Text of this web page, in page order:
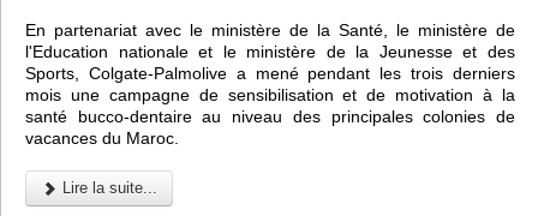
En partenariat avec le ministère de la Santé, le ministère de
l'Education nationale et le ministère de la Jeunesse et des
Sports, Colgate-Palmolive a mené pendant les trois derniers
mois une campagne de sensibilisation et de motivation à la
santé bucco-dentaire au niveau des principales colonies de
vacances du Maroc.
Lire la suite...